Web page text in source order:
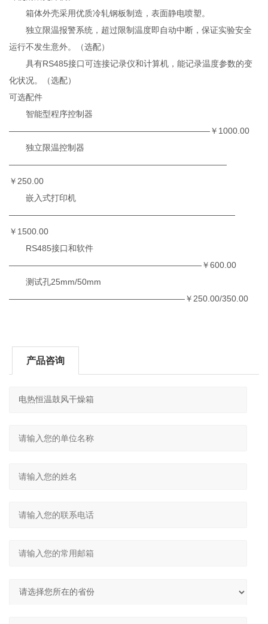
箱体外壳采用优质冷轧钢板制造，表面静电喷塑。
独立限温报警系统，超过限制温度即自动中断，保证实验安全
运行不发生意外。（选配）
具有RS485接口可连接记录仪和计算机，能记录温度参数的变
化状况。（选配）
可选配件
智能型程序控制器
————————————————————————￥1000.00
独立限温控制器
——————————————————————————
￥250.00
嵌入式打印机
———————————————————————————
￥1500.00
RS485接口和软件
———————————————————————￥600.00
测试孔25mm/50mm
—————————————————————￥250.00/350.00
产品咨询